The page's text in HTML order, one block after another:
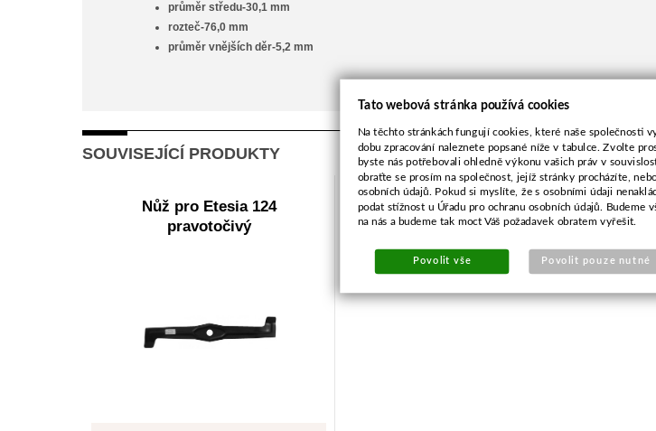
průměr středu-30,1 mm
rozteč-76,0 mm
průměr vnějších děr-5,2 mm
SOUVISEJÍCÍ PRODUKTY
Nůž pro Etesia 124
pravotočivý
Tato webová stránka používá cookies
Na těchto stránkách fungují cookies, které naše společnosti
dobu zpracování naleznete popsané níže v tabulce. Zvolte
byste nás potřebovali ohledně výkonu vašich práv v
obraťte se prosím na společnost, jejíž stránky procházíte,
osobních údajů. Pokud si myslíte, že s osobními údaji
podat stížnost u Úřadu pro ochranu osobních údajů. Budeme
na nás a budeme tak moct Váš požadavek obratem vyřešit.
Povolit vše Povolit pouze nutné